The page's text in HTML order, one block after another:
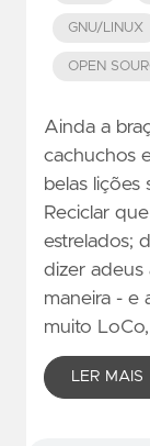
GNU/LINUX
OPEN
Ainda a
cachuchos
belas lições
Reciclar
estrelados;
dizer adeus
maneira - e
muito
LER MAIS